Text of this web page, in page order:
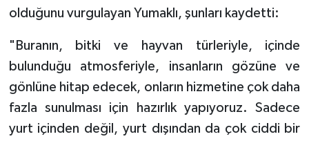
olduğunu vurgulayan Yumaklı, şunları kaydetti:
"Buranın, bitki ve hayvan türleriyle, içinde
bulunduğu atmosferiyle, insanların gözüne ve
gönlüne hitap edecek, onların hizmetine çok daha
fazla sunulması için hazırlık yapıyoruz. Sadece
yurt içinden değil, yurt dışından da çok ciddi bir